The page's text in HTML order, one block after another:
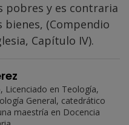
pobres y es contraria
(Compendio
Capítulo IV).
Licenciado en Teología,
General, catedrático
maestría en Docencia